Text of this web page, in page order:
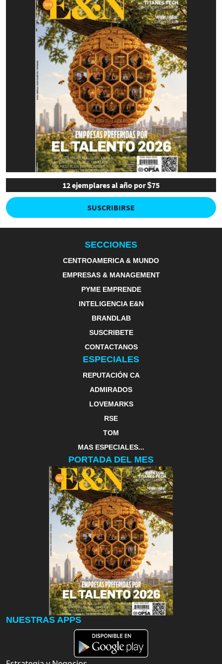
12 ejemplares al año por $75
SUSCRIBIRSE
SECCIONES
CENTROAMERICA & MUNDO
EMPRESAS & MANAGEMENT
PYME EMPRENDE
INTELIGENCIA E&N
BRANDLAB
SUSCRIBETE
CONTACTANOS
ESPECIALES
REPUTACIÓN CA
ADMIRADOS
LOVEMARKS
RSE
TOM
MAS ESPECIALES...
PORTADA DEL MES
NUESTRAS APPS